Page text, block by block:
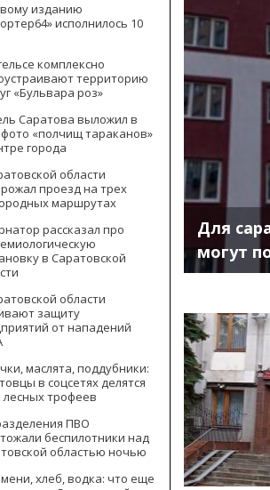
изданию
исполнилось 10
комплексно
территорию
«Бульвара роз»
Саратова выложил в
фото «полчищ тараканов»
города
области
проезд на трех
маршрутах
рассказал про
в Саратовской
области
защиту
от нападений
маслята, поддубники:
в соцсетях делятся
лесных трофеев
ПВО
беспилотники над
областью ночью
хлеб, водка: что еще
Для
могут